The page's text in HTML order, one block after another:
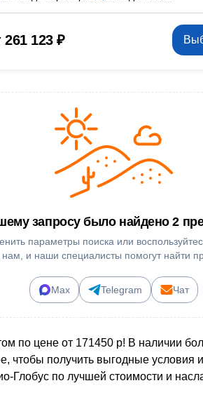
261 123 ₽
запросу было найдено 2
параметры поиска или
и наши специалисты помогут найти
Max Telegram Чат
по цене от 171450 р! В наличии
чтобы получить выгодные условия
Глобус по лучшей стоимости и